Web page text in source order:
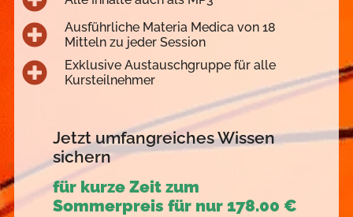
Ausführliche Materia Medica von 18
Mitteln zu jeder Session
Exklusive Austauschgruppe für alle
Kursteilnehmer
Jetzt umfangreiches Wissen
sichern
für kurze Zeit zum
Sommerpreis für nur 178.00 €